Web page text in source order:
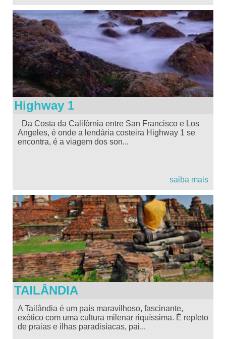
Highway 1
Da Costa da Califórnia entre San Francisco e Los
Angeles, é onde a lendária costeira Highway 1 se
encontra, é a viagem dos son...
saiba mais
TAILÂNDIA
A Tailândia é um país maravilhoso, fascinante,
exótico com uma cultura milenar riquíssima. É repleto
de praias e ilhas paradisíacas, pai...